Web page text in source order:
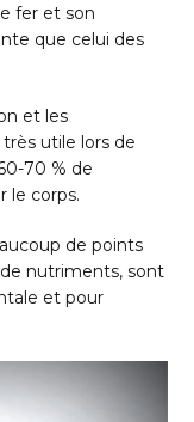
fer et son
que celui des
et les
utile lors de
70 % de
le corps.
de points
nutriments, sont
et pour